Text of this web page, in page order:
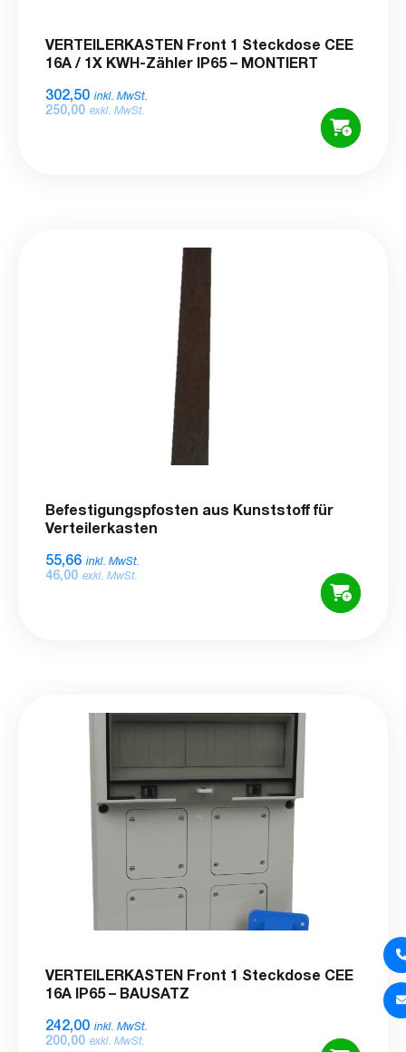
VERTEILERKASTEN Front 1 Steckdose CEE
16A / 1X KWH-Zähler IP65 – MONTIERT
302,50 inkl. MwSt.
250,00 exkl. MwSt.
Befestigungspfosten aus Kunststoff für
Verteilerkasten
55,66 inkl. MwSt.
46,00 exkl. MwSt.
VERTEILERKASTEN Front 1 Steckdose CEE
16A IP65 – BAUSATZ
242,00 inkl. MwSt.
200,00 exkl. MwSt.